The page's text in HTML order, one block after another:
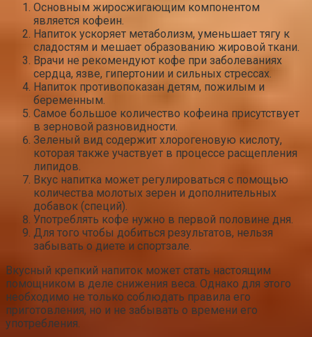
Основным жиросжигающим компонентом
является кофеин.
Напиток ускоряет метаболизм, уменьшает тягу к
сладостям и мешает образованию жировой ткани.
Врачи не рекомендуют кофе при заболеваниях
сердца, язве, гипертонии и сильных стрессах.
Напиток противопоказан детям, пожилым и
беременным.
Самое большое количество кофеина присутствует
в зерновой разновидности.
Зеленый вид содержит хлорогеновую кислоту,
которая также участвует в процессе расщепления
липидов.
Вкус напитка может регулироваться с помощью
количества молотых зерен и дополнительных
добавок (специй).
Употреблять кофе нужно в первой половине дня.
Для того чтобы добиться результатов, нельзя
забывать о диете и спортзале.
Вкусный крепкий напиток может стать настоящим
помощником в деле снижения веса. Однако для этого
необходимо не только соблюдать правила его
приготовления, но и не забывать о времени его
употребления.